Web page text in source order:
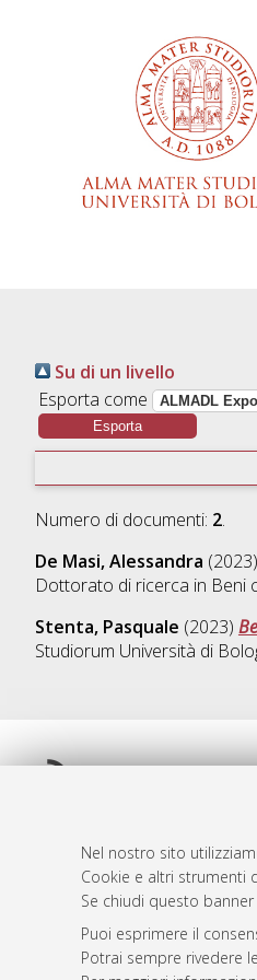
Nel nostro sito
Cookie e altri strumenti
Se chiudi questo
Puoi esprimere il
Potrai sempre rivedere
Su di un livello
Esporta come
Numero di documenti: 2.
De Masi, Alessandra (2023)
Dottorato di ricerca in Beni
Stenta, Pasquale (2023)
Studiorum Università di
Atom
Rss 2.0